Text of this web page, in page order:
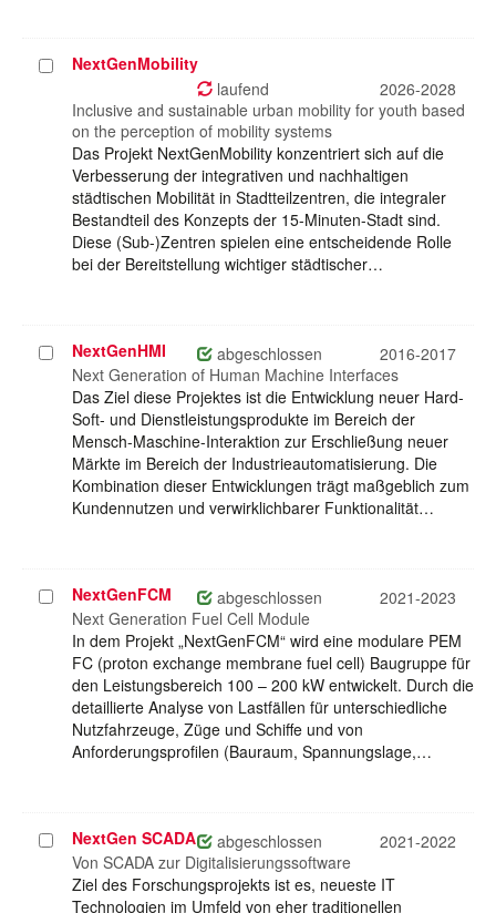
ProjektNextGenMobility
laufend
2026-2028
Inclusive and sustainable urban mobility for youth based
on the perception of mobility systems
Das Projekt NextGenMobility konzentriert sich auf die
Verbesserung der integrativen und nachhaltigen
städtischen Mobilität in Stadtteilzentren, die integraler
Bestandteil des Konzepts der 15-Minuten-Stadt sind.
Diese (Sub-)Zentren spielen eine entscheidende Rolle
bei der Bereitstellung wichtiger städtischer…
Projekt
auswählen
NextGenHMI abgeschlossen
2016-2017
Next Generation of Human Machine Interfaces
Das Ziel diese Projektes ist die Entwicklung neuer Hard-
Soft- und Dienstleistungsprodukte im Bereich der
Mensch-Maschine-Interaktion zur Erschließung neuer
Märkte im Bereich der Industrieautomatisierung. Die
Kombination dieser Entwicklungen trägt maßgeblich zum
Kundennutzen und verwirklichbarer Funktionalität…
Projekt
auswählen
NextGenFCM abgeschlossen
2021-2023
Next Generation Fuel Cell Module
In dem Projekt „NextGenFCM“ wird eine modulare PEM
FC (proton exchange membrane fuel cell) Baugruppe für
den Leistungsbereich 100 – 200 kW entwickelt. Durch die
detaillierte Analyse von Lastfällen für unterschiedliche
Nutzfahrzeuge, Züge und Schiffe und von
Anforderungsprofilen (Bauraum, Spannungslage,…
Projekt
auswählen
NextGen SCADA abgeschlossen
2021-2022
Von SCADA zur Digitalisierungssoftware
Ziel des Forschungsprojekts ist es, neueste IT
Technologien im Umfeld von eher traditionellen